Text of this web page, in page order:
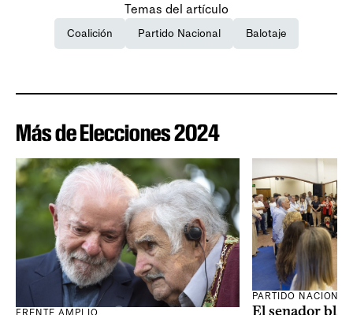
Temas del artículo
Coalición Partido Nacional Balotaje
Más de Elecciones 2024
FRENTE AMPLIO
PARTIDO NACIONAL
El senador